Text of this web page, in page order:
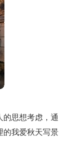
的思想考虑，通
的我爱秋天写景